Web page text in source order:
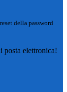
della password
posta elettronica!